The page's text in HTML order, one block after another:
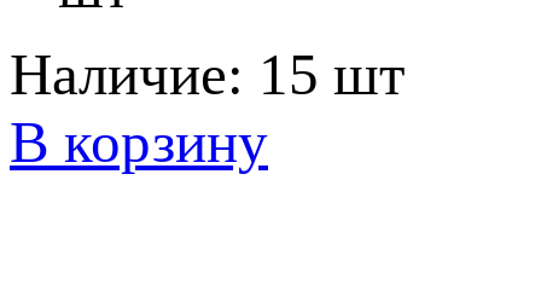
Наличие: 15 шт
В корзину